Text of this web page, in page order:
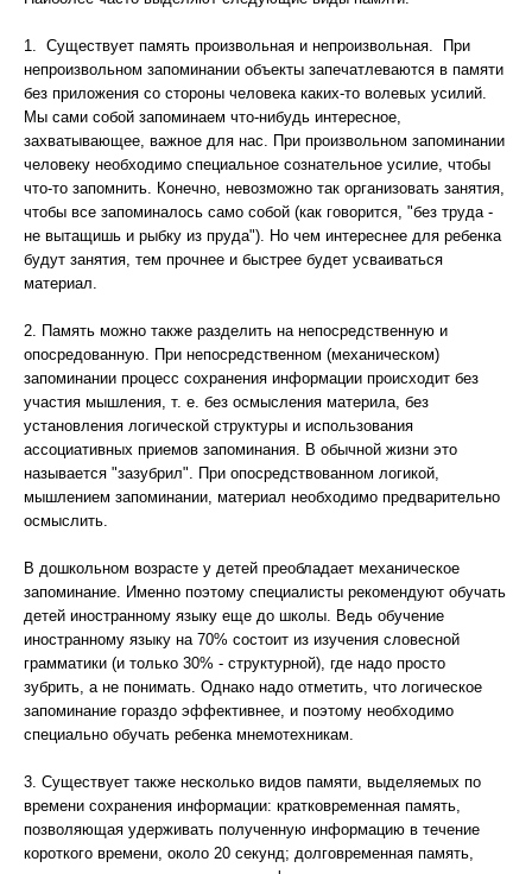
1. Существует память произвольная и непроизвольная. При
непроизвольном запоминании объекты запечатлеваются в памяти
без приложения со стороны человека каких-то волевых усилий.
Мы сами собой запоминаем что-нибудь интересное,
захватывающее, важное для нас. При произвольном запоминании
человеку необходимо специальное сознательное усилие, чтобы
что-то запомнить. Конечно, невозможно так организовать занятия,
чтобы все запоминалось само собой (как говорится, "без труда -
не вытащишь и рыбку из пруда"). Но чем интереснее для ребенка
будут занятия, тем прочнее и быстрее будет усваиваться
материал.
2. Память можно также разделить на непосредственную и
опосредованную. При непосредственном (механическом)
запоминании процесс сохранения информации происходит без
участия мышления, т. е. без осмысления материла, без
установления логической структуры и использования
ассоциативных приемов запоминания. В обычной жизни это
называется "зазубрил". При опосредствованном логикой,
мышлением запоминании, материал необходимо предварительно
осмыслить.
В дошкольном возрасте у детей преобладает механическое
запоминание. Именно поэтому специалисты рекомендуют обучать
детей иностранному языку еще до школы. Ведь обучение
иностранному языку на 70% состоит из изучения словесной
грамматики (и только 30% - структурной), где надо просто
зубрить, а не понимать. Однако надо отметить, что логическое
запоминание гораздо эффективнее, и поэтому необходимо
специально обучать ребенка мнемотехникам.
3. Существует также несколько видов памяти, выделяемых по
времени сохранения информации: кратковременная память,
позволяющая удерживать полученную информацию в течение
короткого времени, около 20 секунд; долговременная память,